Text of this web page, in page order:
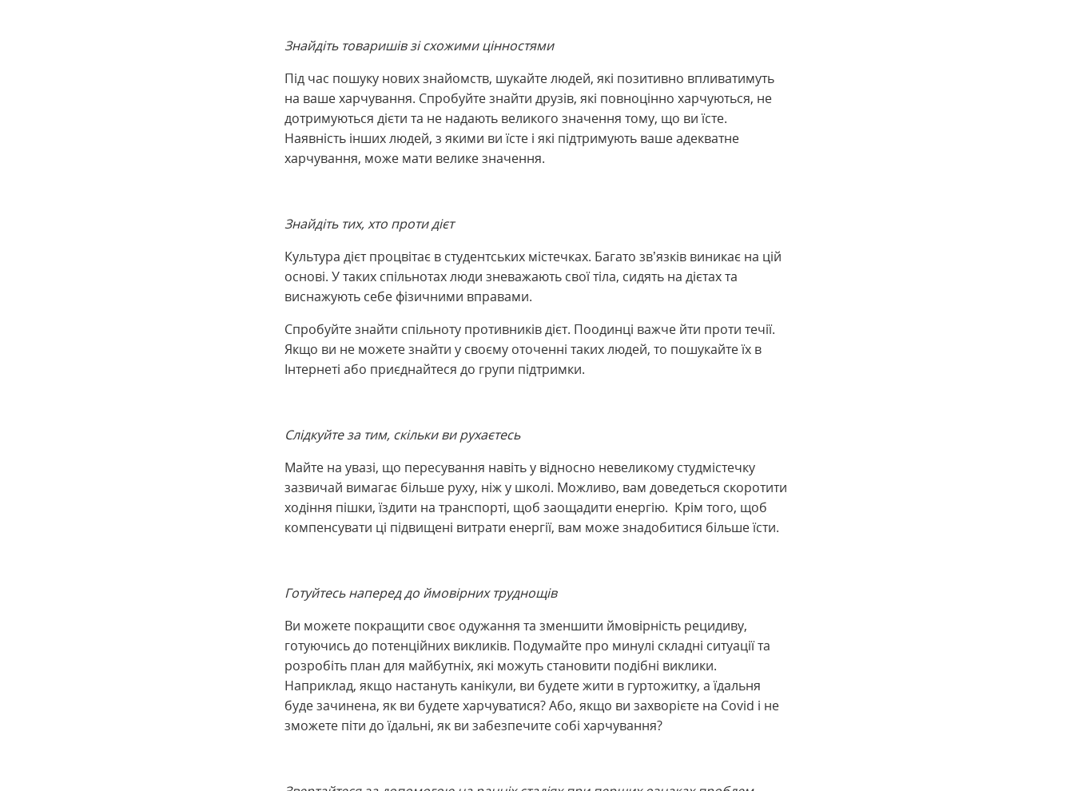
Знайдіть товаришів зі схожими цінностями
Під час пошуку нових знайомств, шукайте людей, які позитивно впливатимуть
на ваше харчування. Спробуйте знайти друзів, які повноцінно харчуються, не
дотримуються дієти та не надають великого значення тому, що ви їсте.
Наявність інших людей, з якими ви їсте і які підтримують ваше адекватне
харчування, може мати велике значення.
Знайдіть тих, хто проти дієт
Культура дієт процвітає в студентських містечках. Багато зв’язків виникає на цій
основі. У таких спільнотах люди зневажають свої тіла, сидять на дієтах та
виснажують себе фізичними вправами.
Спробуйте знайти спільноту противників дієт. Поодинці важче йти проти течії.
Якщо ви не можете знайти у своєму оточенні таких людей, то пошукайте їх в
Інтернеті або приєднайтеся до групи підтримки.
Слідкуйте за тим, скільки ви рухаєтесь
Майте на увазі, що пересування навіть у відносно невеликому студмістечку
зазвичай вимагає більше руху, ніж у школі. Можливо, вам доведеться скоротити
ходіння пішки, їздити на транспорті, щоб заощадити енергію. Крім того, щоб
компенсувати ці підвищені витрати енергії, вам може знадобитися більше їсти.
Готуйтесь наперед до ймовірних труднощів
Ви можете покращити своє одужання та зменшити ймовірність рецидиву,
готуючись до потенційних викликів. Подумайте про минулі складні ситуації та
розробіть план для майбутніх, які можуть становити подібні виклики.
Наприклад, якщо настануть канікули, ви будете жити в гуртожитку, а їдальня
буде зачинена, як ви будете харчуватися? Або, якщо ви захворієте на Covid і не
зможете піти до їдальні, як ви забезпечите собі харчування?